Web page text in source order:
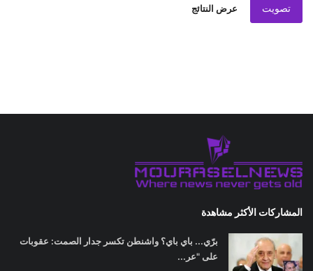
تصويت عرض النتائج
المشاركات الأكثر مشاهدة
برّي... باي باي؟ واشنطن تكسر جدار الصمت: عقوبات
على "عر...